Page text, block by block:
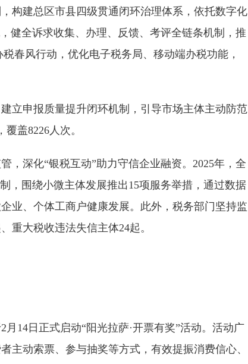
建总区市县四级贯通闭环治理体系，依托数字化
健全诉求收集、办理、反馈、考评全链条机制，推
春风行动，优化电子税务局、移动端办税功能，
申报质量提升闭环机制，引导市场主体主动防范
盖8226人次。
深化“银税互动”助力守信企业融资。2025年，全
，围绕小微主体发展推出15项服务举措，通过数据
业、个体工商户健康发展。此外，税务部门坚持监
重大税收违法失信主体24起。
14日正式启动“阳光拉萨·开票有奖”活动。活动广
主动索票、参与抽奖等方式，有效提振消费信心、